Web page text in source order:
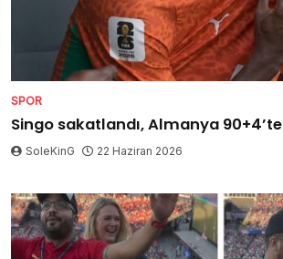
SPOR
Singo sakatlandı, Almanya
SoleKinG 22 Haziran 2026